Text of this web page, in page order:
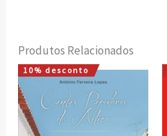
Produtos Relacionados
10% desconto
O
original
era:
20,00 €.
O
preço
atual
é:
18,00 €.